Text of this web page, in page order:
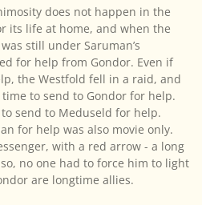
does not happen in the
its life at home, and when the
still under Saruman’s
for help from Gondor. Even if
the Westfold fell in a raid, and
to send to Gondor for help.
send to Meduseld for help.
for help was also movie only.
with a red arrow - a long
no one had to force him to light
are longtime allies.